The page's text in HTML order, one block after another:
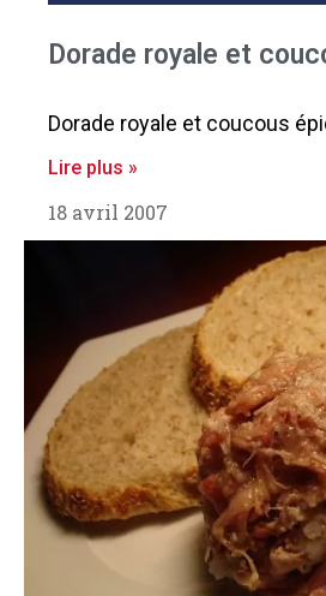
Dorade royale et
Dorade royale et coucous
Lire plus »
18 avril 2007